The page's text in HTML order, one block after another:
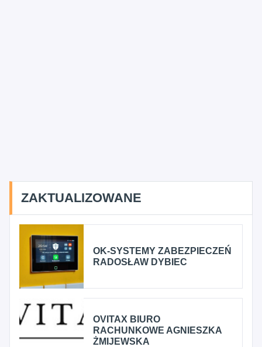
ZAKTUALIZOWANE
OK-SYSTEMY ZABEZPIECZEŃ
RADOSŁAW DYBIEC
OVITAX BIURO
RACHUNKOWE AGNIESZKA
ŻMIJEWSKA